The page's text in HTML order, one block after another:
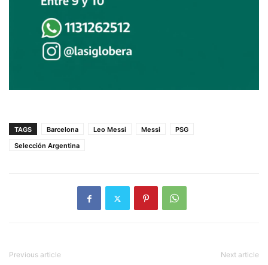
TAGS Barcelona Leo Messi Messi
PSG
Selección Argentina
Previous article Next article